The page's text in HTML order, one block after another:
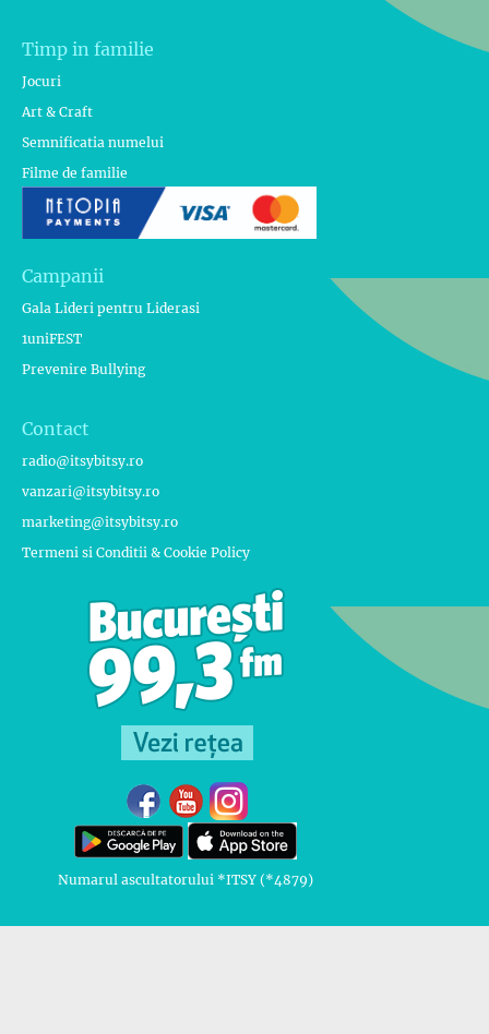
Timp in familie
Jocuri
Art & Craft
Semnificatia numelui
Filme de familie
Campanii
Gala Lideri pentru Liderasi
1uniFEST
Prevenire Bullying
Contact
radio@itsybitsy.ro
vanzari@itsybitsy.ro
marketing@itsybitsy.ro
Termeni si Conditii & Cookie Policy
Numarul ascultatorului *ITSY (*4879)